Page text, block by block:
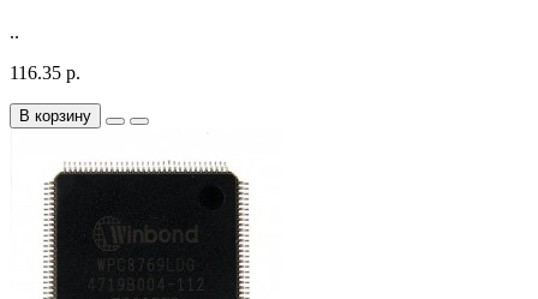
..
116.35 р.
В корзину